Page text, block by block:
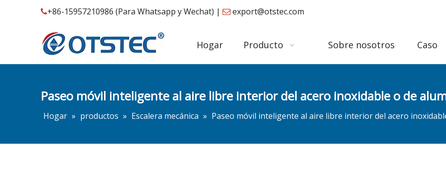
+86-15957210986 (Para Whatsapp y Wechat) |  export@otstec.com
Hogar Producto Sobre nosotros Caso
Paseo móvil inteligente al aire libre interior del acero inoxidable o de
Hogar » productos » Escalera mecánica » Paseo móvil inteligente al aire libre interior del acero